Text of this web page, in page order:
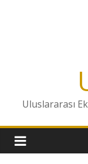
Uluslararası